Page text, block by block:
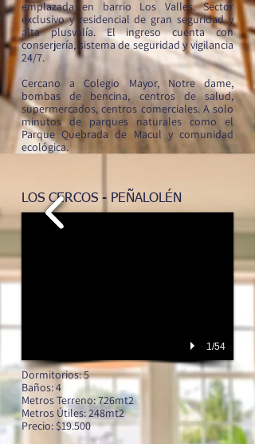
emplazada en barrio Los Valles. Sector
exclusivo y residencial de gran seguridad y
alta plusvalía.El ingreso cuenta con
conserjería, sistema de seguridad y vigilancia
24/7.
Cercano a Colegio Mayor, Notre dame,
bombas de bencina, centros de salud,
supermercados, centros comerciales. A solo
minutos de parques naturales como el
Parque Quebrada de Macul y comunidad
ecológica.
LOS CERCOS - PEÑALOLÉN
1/54
Dormitorios: 5
Baños: 4
Metros Terreno: 726mt2
Metros Útiles: 248mt2
Precio: $19.500